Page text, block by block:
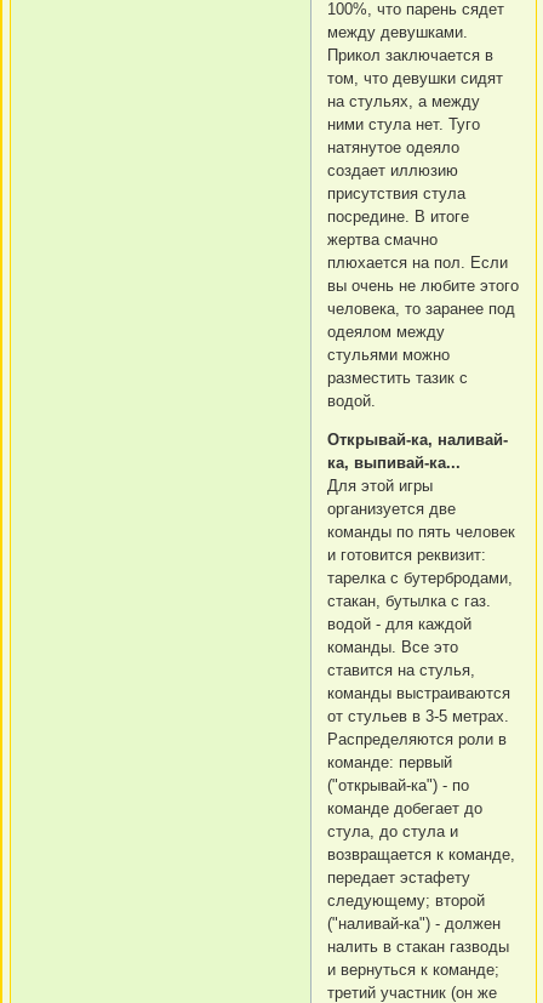
100%, что парень сядет
между девушками.
Прикол заключается в
том, что девушки сидят
на стульях, а между
ними стула нет. Туго
натянутое одеяло
создает иллюзию
присутствия стула
посредине. В итоге
жертва смачно
плюхается на пол. Если
вы очень не любите этого
человека, то заранее под
одеялом между
стульями можно
разместить тазик с
водой.
Открывай-ка, наливай-
ка, выпивай-ка...
Для этой игры
организуется две
команды по пять человек
и готовится реквизит:
тарелка с бутербродами,
стакан, бутылка с газ.
водой - для каждой
команды. Все это
ставится на стулья,
команды выстраиваются
от стульев в 3-5 метрах.
Распределяются роли в
команде: первый
("открывай-ка") - по
команде добегает до
стула, до стула и
возвращается к команде,
передает эстафету
следующему; второй
("наливай-ка") - должен
налить в стакан газводы
и вернуться к команде;
третий участник (он же